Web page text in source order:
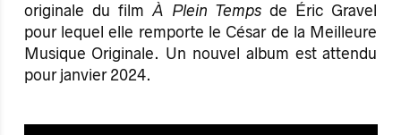
originale du filmÀ Plein Temps de Éric Gravel
pour lequel elle remporte le César de la Meilleure
Musique Originale. Un nouvel album est attendu
pour janvier 2024.